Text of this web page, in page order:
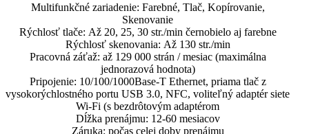
Multifunkčné zariadenie: Farebné, Tlač, Kopírovanie,
Skenovanie
Rýchlosť tlače: Až 20, 25, 30 str./min černobielo aj farebne
Rýchlosť skenovania: Až 130 str./min
Pracovná záťaž: až 129 000 strán / mesiac (maximálna
jednorazová hodnota)
Pripojenie: 10/100/1000Base-T Ethernet, priama tlač z
vysokorýchlostného portu USB 3.0, NFC, voliteľný adaptér siete
Wi-Fi (s bezdrôtovým adaptérom
Dĺžka prenájmu: 12-60 mesiacov
Záruka: počas celej doby prenájmu